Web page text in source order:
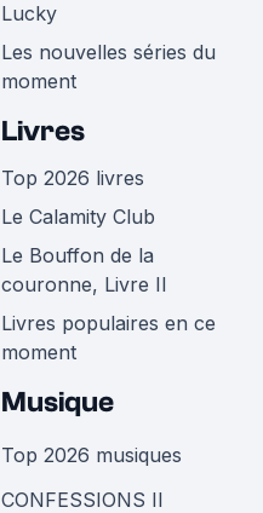
Lucky
Les nouvelles séries du
moment
Livres
Top 2026 livres
Le Calamity Club
Le Bouffon de la
couronne, Livre II
Livres populaires en ce
moment
Musique
Top 2026 musiques
CONFESSIONS II